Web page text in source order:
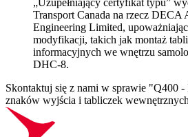
Skontaktuj się z nami w sprawie "Q400
znaków wyjścia i tabliczek wewnętrznych